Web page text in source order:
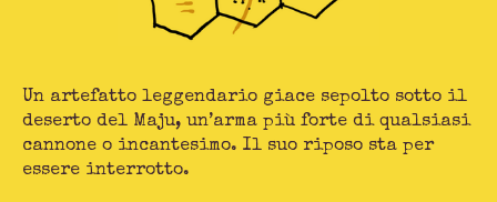
Un artefatto leggendario giace sepolto sotto il
deserto del Maju, un’arma più forte di qualsiasi
cannone o incantesimo. Il suo riposo sta per
essere interrotto.